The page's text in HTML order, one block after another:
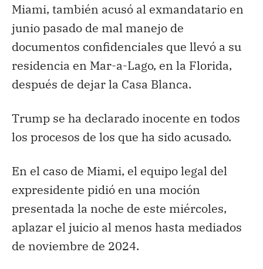
Miami, también acusó al exmandatario en
junio pasado de mal manejo de
documentos confidenciales que llevó a su
residencia en Mar-a-Lago, en la Florida,
después de dejar la Casa Blanca.
Trump se ha declarado inocente en todos
los procesos de los que ha sido acusado.
En el caso de Miami, el equipo legal del
expresidente pidió en una moción
presentada la noche de este miércoles,
aplazar el juicio al menos hasta mediados
de noviembre de 2024.